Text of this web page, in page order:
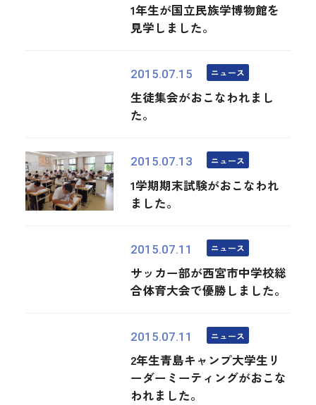
1年生が国立民族学博物館を
見学しました。
2015.07.15 ニュース
生徒集会がおこなわれまし
た。
2015.07.13 ニュース
1学期期末試験がおこなわれ
ました。
2015.07.11 ニュース
サッカー部が西宮市中学校総
合体育大会で優勝しました。
2015.07.11 ニュース
2年生青島キャンプ大学生リ
ーダーミーティングがおこな
われました。